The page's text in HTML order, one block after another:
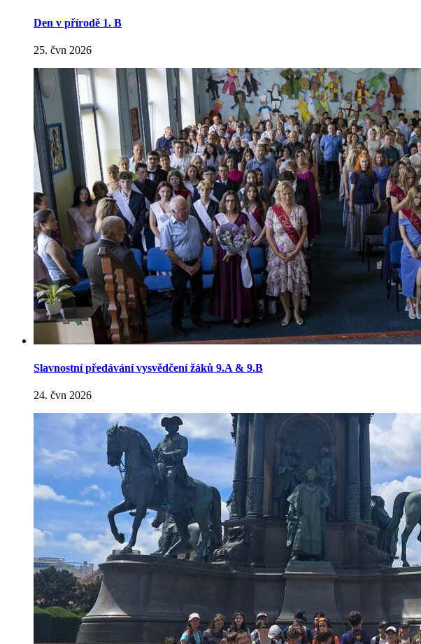
Den v přírodě 1. B
25. čvn 2026
Slavnostní předávání vysvědčení žáků 9.A & 9.B
24. čvn 2026